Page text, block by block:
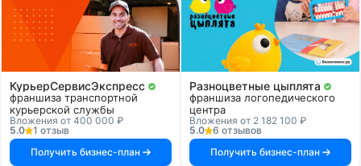
КурьерСервисЭкспресс
франшиза транспортной
курьерской службы
Вложения от 400 000 ₽
5.0
1 отзыв
Получить бизнес-план
Разноцветные цыплята
франшиза логопедического
центра
Вложения от 2 182 100 ₽
5.0
6 отзывов
Получить бизнес-план